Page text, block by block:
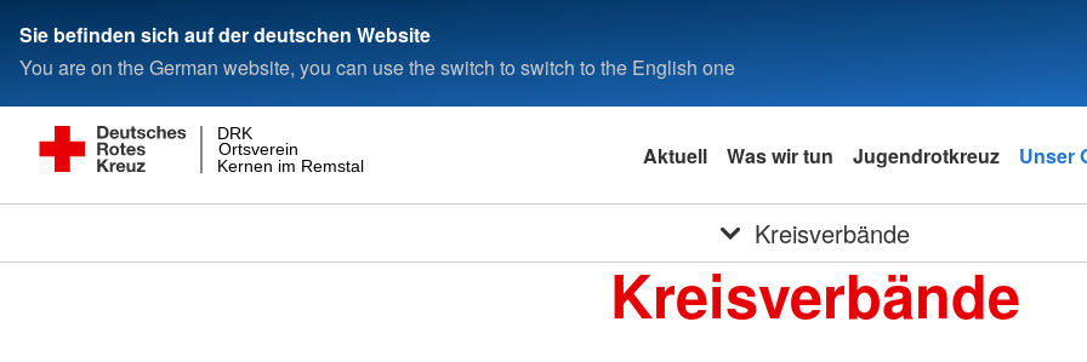
Sie befinden sich auf der deutschen Website
You are on the German website, you can use the switch to switch to the English one
Kernen im Remstal
Ortsverein
DRK
Aktuell Was wir tun Jugendrotkreuz Unser
Kreisverbände
Kreisverbände